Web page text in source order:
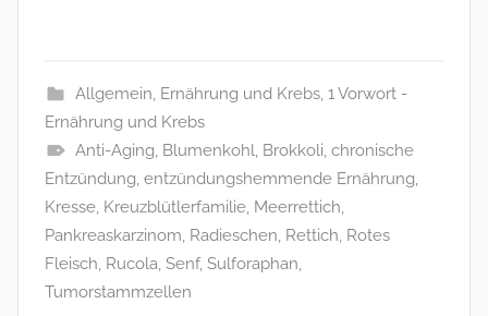
Allgemein, Ernährung und Krebs, 1 Vorwort -
Ernährung und Krebs
Anti-Aging, Blumenkohl, Brokkoli, chronische
Entzündung, entzündungshemmende Ernährung,
Kresse, Kreuzblütlerfamilie, Meerrettich,
Pankreaskarzinom, Radieschen, Rettich, Rotes
Fleisch, Rucola, Senf, Sulforaphan,
Tumorstammzellen